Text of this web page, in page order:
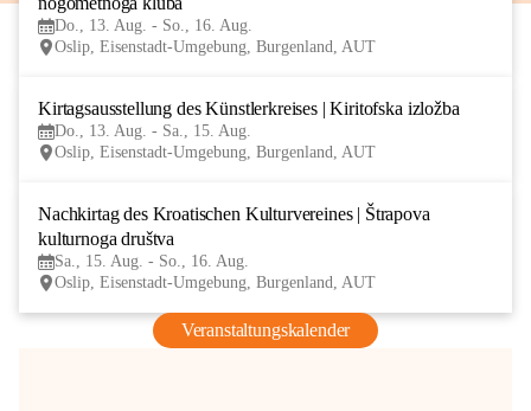
Do., 13. Aug. - So., 16. Aug.
Oslip, Eisenstadt-Umgebung, Burgenland, AUT
Kirtagsausstellung des Künstlerkreises | Kiritofska izložba
Do., 13. Aug. - Sa., 15. Aug.
Oslip, Eisenstadt-Umgebung, Burgenland, AUT
Nachkirtag des Kroatischen Kulturvereines | Štrapova
kulturnoga društva
Sa., 15. Aug. - So., 16. Aug.
Oslip, Eisenstadt-Umgebung, Burgenland, AUT
Veranstaltungskalender